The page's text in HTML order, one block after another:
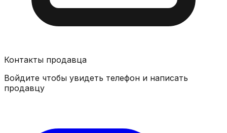
Контакты продавца
Войдите чтобы увидеть телефон и написать
продавцу